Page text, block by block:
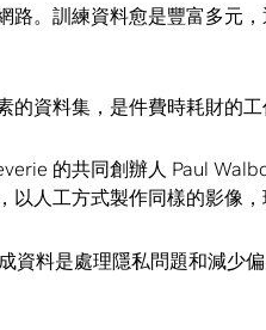
路。訓練資料愈是豐富多元
資料集，是件費時耗財的工
的共同創辦人 Paul
人工方式製作同樣的影像，
資料是處理隱私問題和減少